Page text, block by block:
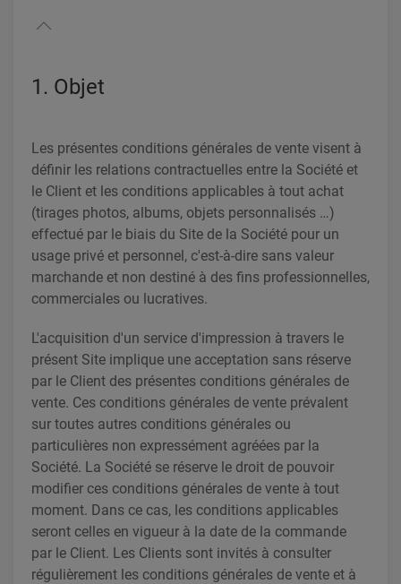
1. Objet
Les présentes conditions générales de vente visent à
définir les relations contractuelles entre la Société et
le Client et les conditions applicables à tout achat
(tirages photos, albums, objets personnalisés …)
effectué par le biais du Site de la Société pour un
usage privé et personnel, c'est-à-dire sans valeur
marchande et non destiné à des fins professionnelles,
commerciales ou lucratives.
L'acquisition d'un service d'impression à travers le
présent Site implique une acceptation sans réserve
par le Client des présentes conditions générales de
vente. Ces conditions générales de vente prévalent
sur toutes autres conditions générales ou
particulières non expressément agréées par la
Société. La Société se réserve le droit de pouvoir
modifier ces conditions générales de vente à tout
moment. Dans ce cas, les conditions applicables
seront celles en vigueur à la date de la commande
par le Client. Les Clients sont invités à consulter
régulièrement les conditions générales de vente et à